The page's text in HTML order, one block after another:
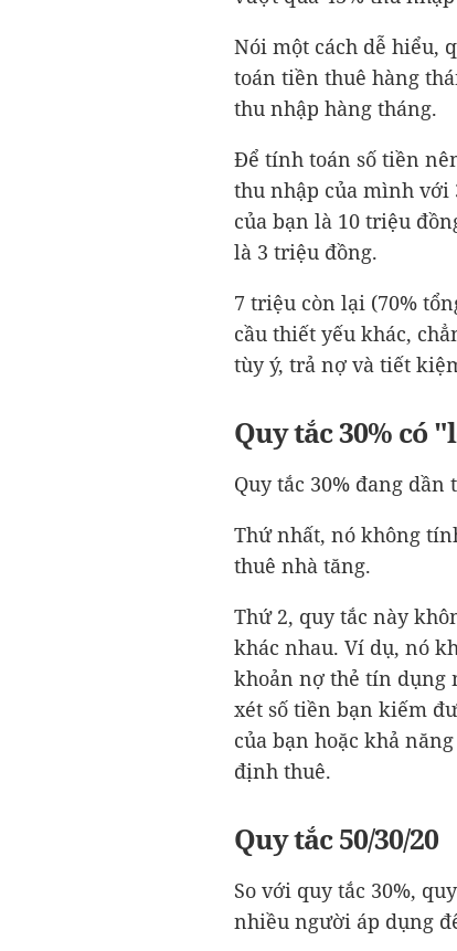
Nói một cách dễ hiểu,
toán tiền thuê hàng
thu nhập hàng tháng.
Để tính toán số tiền
thu nhập của mình với
của bạn là 10 triệu
là 3 triệu đồng.
7 triệu còn lại (70%
cầu thiết yếu khác,
tùy ý, trả nợ và tiết
Quy tắc 30% có
Quy tắc 30% đang
Thứ nhất, nó không
thuê nhà tăng.
Thứ 2, quy tắc này
khác nhau. Ví dụ, nó
khoản nợ thẻ tín dụng
xét số tiền bạn kiếm
của bạn hoặc khả
định thuê.
Quy tắc 50/30/20
So với quy tắc 30%,
nhiều người áp dụng